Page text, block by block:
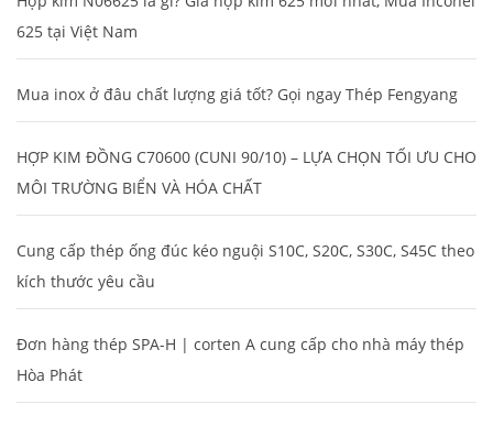
625 tại Việt Nam
Mua inox ở đâu chất lượng giá tốt? Gọi ngay Thép Fengyang
HỢP KIM ĐỒNG C70600 (CUNI 90/10) – LỰA CHỌN TỐI ƯU CHO
MÔI TRƯỜNG BIỂN VÀ HÓA CHẤT
Cung cấp thép ống đúc kéo nguội S10C, S20C, S30C, S45C theo
kích thước yêu cầu
Đơn hàng thép SPA-H | corten A cung cấp cho nhà máy thép
Hòa Phát